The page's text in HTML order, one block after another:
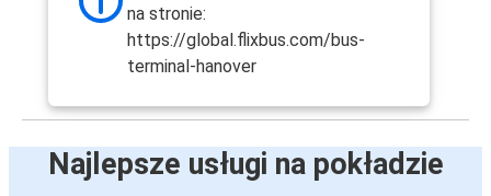
na stronie:
https://global.flixbus.com/bus-
terminal-hanover
Najlepsze usługi na pokładzie